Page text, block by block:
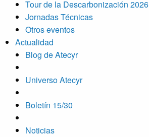
Tour de la Descarbonización 2026
Jornadas Técnicas
Otros eventos
Actualidad
Blog de Atecyr
Universo Atecyr
Boletín 15/30
Noticias